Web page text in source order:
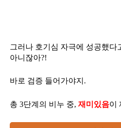
그러나 호기심 자극에 성공했다
아니잖아?!
바로 검증 들어가야지.
총 3단계의 비누 중, 재미있음이